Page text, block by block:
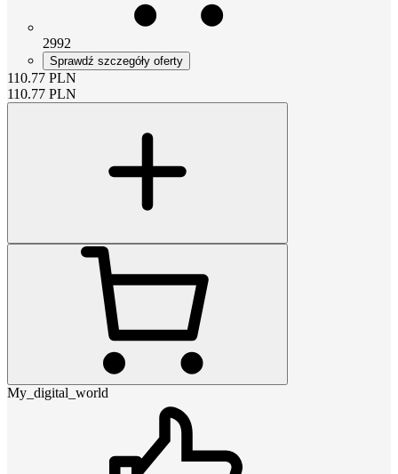
2992
Sprawdź szczegóły oferty
110.77 PLN
110.77 PLN
My_digital_world